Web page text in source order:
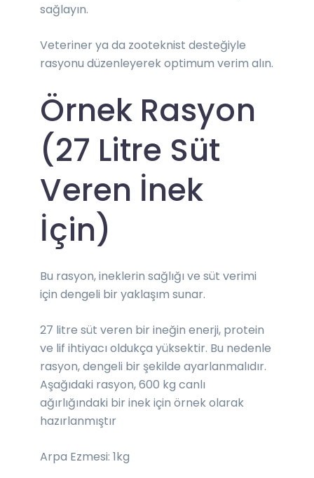
sağlayın.
Veteriner ya da zooteknist desteğiyle
rasyonu düzenleyerek optimum verim alın.
ÖrnekRasyon
(27 Litre Süt
Veren İnek
İçin)
Bu rasyon, ineklerin sağlığı ve süt verimi
için dengeli bir yaklaşım sunar.
27 litre süt veren bir ineğin enerji, protein
ve lif ihtiyacı oldukça yüksektir. Bu nedenle
rasyon, dengeli bir şekilde ayarlanmalıdır.
Aşağıdaki rasyon, 600 kg canlı
ağırlığındaki bir inek için örnek olarak
hazırlanmıştır
Arpa Ezmesi: 1kg